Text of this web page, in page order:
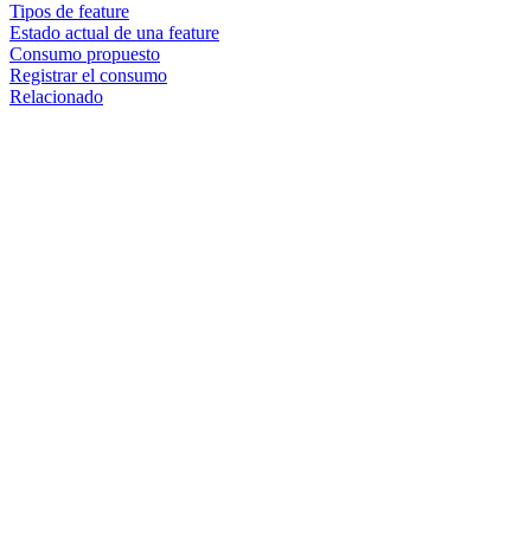
Tipos de feature
Estado actual de una feature
Consumo propuesto
Registrar el consumo
Relacionado